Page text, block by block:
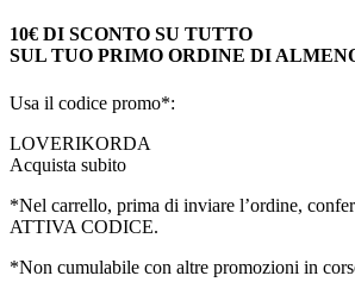
10€ DI SCONTO SU TUTTO
SUL TUO PRIMO ORDINE DI
Usa il codice promo*:
LOVERIKORDA
Acquista subito
*Nel carrello, prima di inviare l’ordine,
ATTIVA CODICE.
*Non cumulabile con altre promozioni in